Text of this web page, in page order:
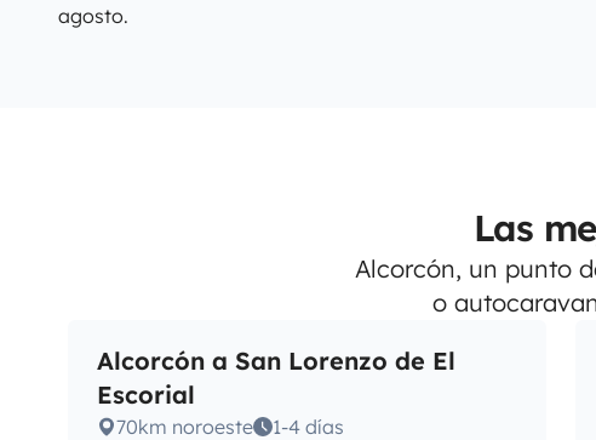
agosto.
Las
Alcorcón, un punto
o
Alcorcón a San Lorenzo de El
Escorial
70km noroeste
1-4 días